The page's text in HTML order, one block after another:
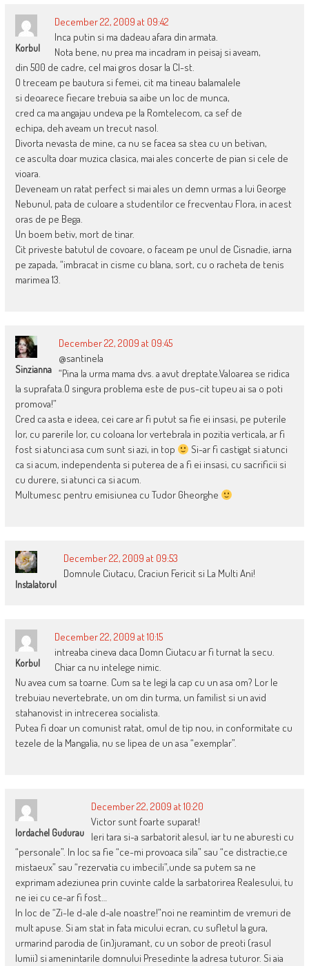
Korbul
December 22, 2009 at 09:42
Inca putin si ma dadeau afara din armata.
Nota bene, nu prea ma incadram in peisaj si aveam,
din 500 de cadre, cel mai gros dosar la CI-st.
O treceam pe bautura si femei, cit ma tineau balamalele
si deoarece fiecare trebuia sa aibe un loc de munca,
cred ca ma angajau undeva pe la Romtelecom, ca sef de
echipa, deh aveam un trecut nasol.
Divorta nevasta de mine, ca nu se facea sa stea cu un betivan,
ce asculta doar muzica clasica, mai ales concerte de pian si cele de
vioara.
Deveneam un ratat perfect si mai ales un demn urmas a lui George
Nebunul, pata de culoare a studentilor ce frecventau Flora, in acest
oras de pe Bega.
Un boem betiv, mort de tinar.
Cit priveste batutul de covoare, o faceam pe unul de Cisnadie, iarna
pe zapada, “imbracat in cisme cu blana, sort, cu o racheta de tenis
marimea 13.
Sinzianna
December 22, 2009 at 09:45
@santinela
“Pina la urma mama dvs. a avut dreptate.Valoarea se ridica
la suprafata.O singura problema este de pus-cit tupeu ai sa o poti
promova!”
Cred ca asta e ideea, cei care ar fi putut sa fie ei insasi, pe puterile
lor, cu parerile lor, cu coloana lor vertebrala in pozitia verticala, ar fi
fost si atunci asa cum sunt si azi, in top
Si-ar fi castigat si atunci
ca si acum, independenta si puterea de a fi ei insasi, cu sacrificii si
cu durere, si atunci ca si acum.
Multumesc pentru emisiunea cu Tudor Gheorghe
Instalatorul
December 22, 2009 at 09:53
Domnule Ciutacu, Craciun Fericit si La Multi Ani!
Korbul
December 22, 2009 at 10:15
intreaba cineva daca Domn Ciutacu ar fi turnat la secu.
Chiar ca nu intelege nimic.
Nu avea cum sa toarne. Cum sa te legi la cap cu un asa om? Lor le
trebuiau nevertebrate, un om din turma, un familist si un avid
stahanovist in intrecerea socialista.
Putea fi doar un comunist ratat, omul de tip nou, in conformitate cu
tezele de la Mangalia, nu se lipea de un asa “exemplar”.
Iordachel Gudurau
December 22, 2009 at 10:20
Victor sunt foarte suparat!
Ieri tara si-a sarbatorit alesul, iar tu ne aburesti cu
“personale”. In loc sa fie “ce-mi provoaca sila” sau “ce distractie,ce
mistaeux” sau “rezervatia cu imbecili”,unde sa putem sa ne
exprimam adeziunea prin cuvinte calde la sarbatorirea Realesului, tu
ne iei cu ce-ar fi fost…
In loc de “Zi-le d-ale d-ale noastre!”noi ne reamintim de vremuri de
mult apuse. Si am stat in fata micului ecran, cu sufletul la gura,
urmarind parodia de (in)juramant, cu un sobor de preoti (rasul
lumii) si amenintarile domnului Presedinte la adresa tuturor. Si aia